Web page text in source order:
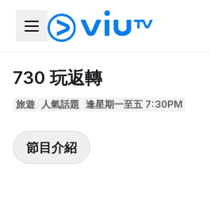
730 玩返轉
旅遊 人氣話題 逢星期一至五 7:30PM
節目介紹